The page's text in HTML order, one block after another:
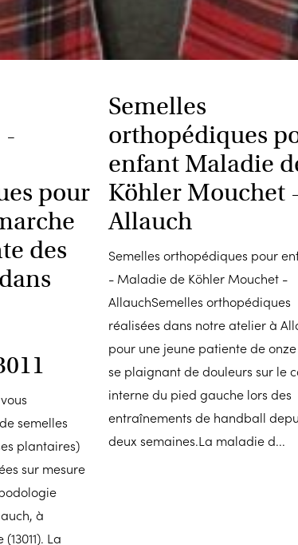
-
pour
des
semelles
plantaires)
sur mesure
à
La
Semelles
orthopédiques
enfant Maladie
Köhler Mouchet -
Allauch
Semelles orthopédiques pour
- Maladie de Köhler Mouchet -
AllauchSemelles orthopédiques
réalisées dans notre atelier à
pour une jeune patiente de
se plaignant de douleurs sur le
interne du pied gauche lors des
entraînements de handball
deux semaines.La maladie d...